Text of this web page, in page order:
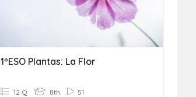
1ºESO Plantas: La Flor
12 Q 8th 51